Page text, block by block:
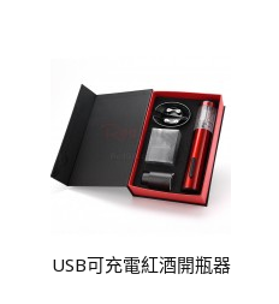
USB可充電紅酒開瓶器